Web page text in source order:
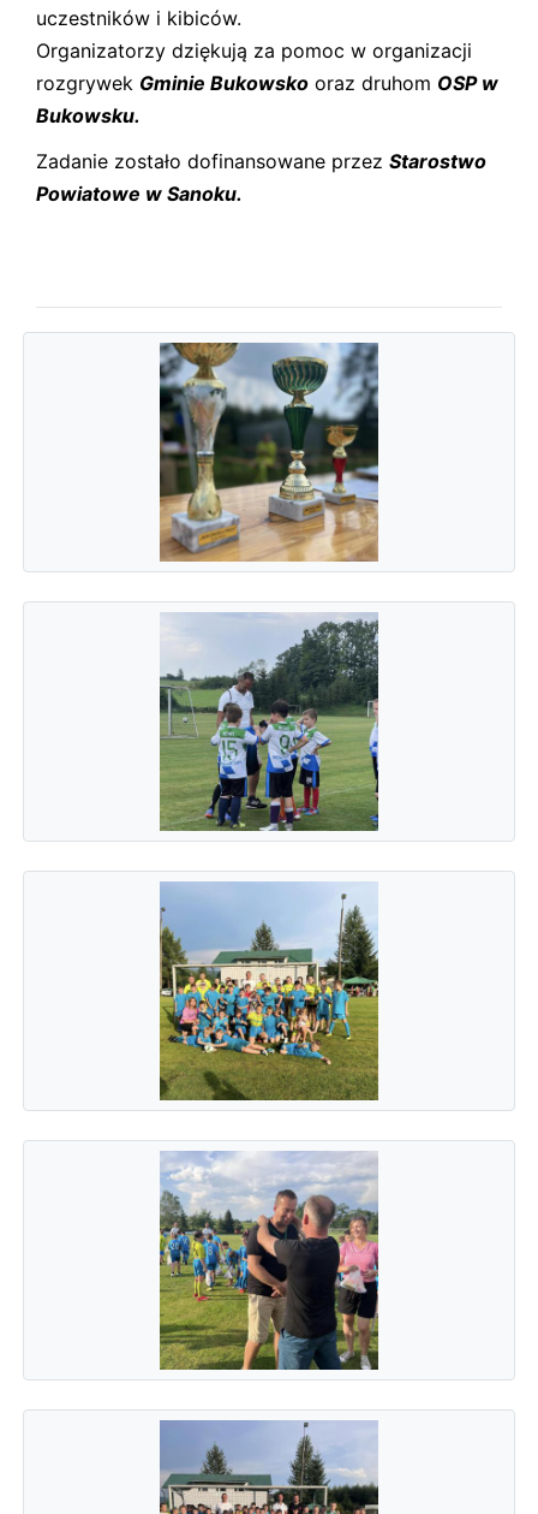
uczestników i kibiców.
Organizatorzy dziękują za pomoc w organizacji
rozgrywek Gminie Bukowsko oraz druhom OSP w
Bukowsku.
Zadanie zostało dofinansowane przez Starostwo
Powiatowe w Sanoku.